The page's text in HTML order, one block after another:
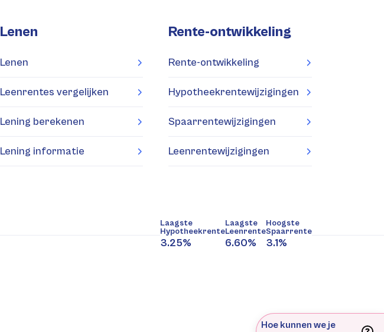
Lenen
Lenen
Leenrentes vergelijken
Lening berekenen
Lening informatie
Rente-ontwikkeling
Rente-ontwikkeling
Hypotheekrentewijzigingen
Spaarrentewijzigingen
Leenrentewijzigingen
Laagste
Hypotheekrente
3.25%
Laagste
Leenrente
6.60%
Hoogste
Spaarrente
3.1%
Hoe kunnen we je